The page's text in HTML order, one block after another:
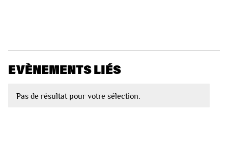
EVÈNEMENTS LIÉS
Pas de résultat pour votre sélection.